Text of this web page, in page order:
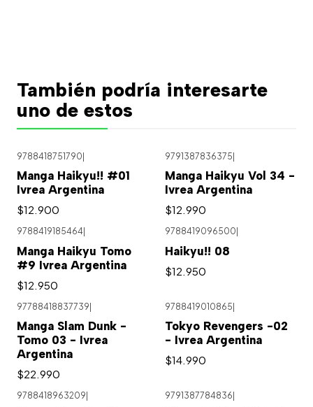
También podría interesarte
uno de estos
9788418751790
Manga Haikyu!! #01
Ivrea Argentina
$12.900
9791387836375
Manga Haikyu Vol 34 -
Ivrea Argentina
$12.990
9788419185464
Manga Haikyu Tomo
#9 Ivrea Argentina
$12.950
9788419096500
Haikyu!! 08
$12.950
97788418837739|
Manga Slam Dunk -
Tomo 03 - Ivrea
Argentina
$22.990
9788419010865|
Tokyo Revengers -02
- Ivrea Argentina
$14.990
9788418963209 9791387784836